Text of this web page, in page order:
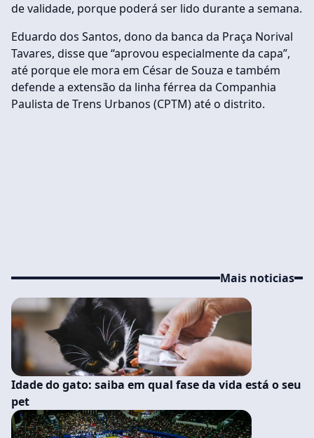
de validade, porque poderá ser lido durante a semana.
Eduardo dos Santos, dono da banca da Praça Norival
Tavares, disse que “aprovou especialmente da capa”,
até porque ele mora em César de Souza e também
defende a extensão da linha férrea da Companhia
Paulista de Trens Urbanos (CPTM) até o distrito.
Mais noticias
Idade do gato: saiba em qual fase da vida está o seu
pet